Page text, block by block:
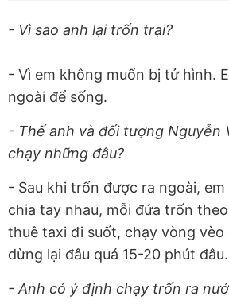
- Vì sao anh lại trốn trại?
- Vì em không muốn bị tử hình.
ngoài để sống.
- Thế anh và đối tượng Nguyễn
chạy những đâu?
- Sau khi trốn được ra ngoài,
chia tay nhau, mỗi đứa trốn
thuê taxi đi suốt, chạy vòng vèo
dừng lại đâu quá 15-20 phút đâu.
- Anh có ý định chạy trốn ra